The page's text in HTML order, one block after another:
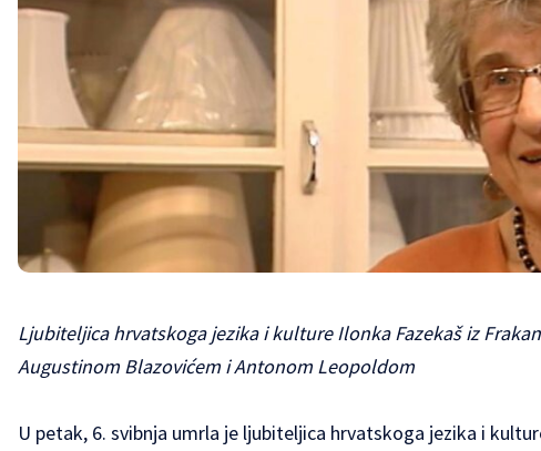
Ljubiteljica hrvatskoga jezika i kulture Ilonka Fazekaš iz
Augustinom Blazovićem i Antonom Leopoldom
U petak, 6. svibnja umrla je ljubiteljica hrvatskoga jezika i